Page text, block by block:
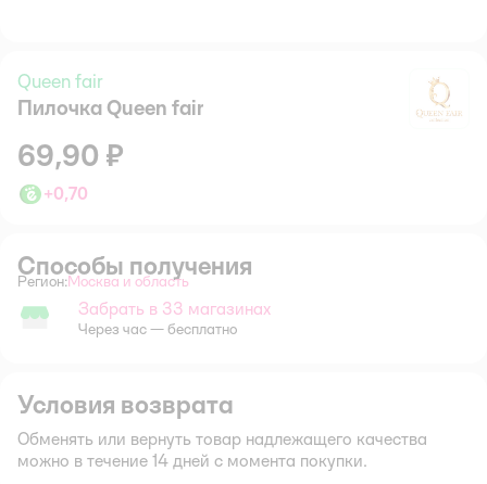
Queen fair
Пилочка Queen fair
69,90 ₽
+0,70
Способы получения
Регион: Выбор адреса доставки.
Москва и область
Забрать в магазине
Забрать в 33 магазинах
Через час — бесплатно
Условия возврата
Обменять или вернуть товар надлежащего качества
можно в течение 14 дней с момента покупки.